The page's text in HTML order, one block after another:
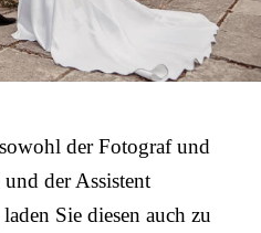
der Fotograf und
und der Assistent
Sie diesen auch zu